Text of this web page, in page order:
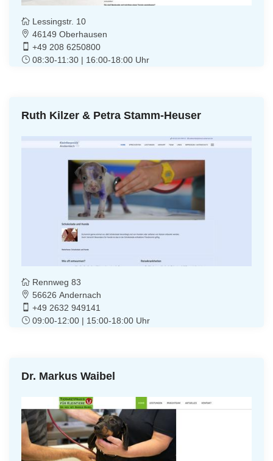
Lessingstr. 10
46149 Oberhausen
+49 208 6250800
08:30-11:30 | 16:00-18:00 Uhr
Ruth Kilzer & Petra Stamm-Heuser
Rennweg 83
56626 Andernach
+49 2632 949141
09:00-12:00 | 15:00-18:00 Uhr
Dr. Markus Waibel